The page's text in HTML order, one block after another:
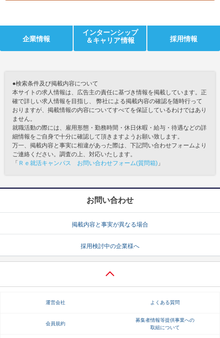
企業情報
インターンシップ
＆キャリア情報
採用情報
●検索条件及び掲載内容について
本サイトの求人情報は、広告主の責任に基づき情報を掲載しています。正
確で詳しい求人情報を目指し、 弊社による掲載内容の確認を随時行って
おりますが、掲載情報の内容についてすべてを保証しているわけではあり
ません。
就職活動の際には、雇用形態・勤務時間・休日休暇・給与・待遇などの詳
細情報をご自身で十分に確認して頂きますようお願い致します。
万一、掲載内容と事実に相違があった際は、下記問い合わせフォームより
ご連絡ください。調査の上、対応いたします。
「 Ｒｅ就活キャンパス お問い合わせフォーム(質問箱) 」
お問い合わせ
掲載内容と事実が異なる場合
採用検討中の企業様へ
運営会社 よくある質問
会員規約
募集者情報等提供事業への
取組について